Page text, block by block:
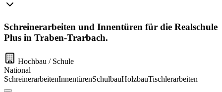
Schreinerarbeiten und Innentüren für die Realschule
Plus in Traben-Trarbach.
Hochbau / Schule
National
SchreinerarbeitenInnentürenSchulbauHolzbauTischlerarbeiten